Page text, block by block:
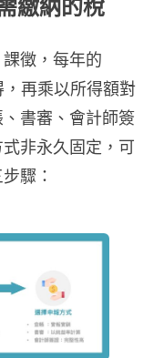
繳納的稅
課徵，每年的
再乘以所得額對
書審、會計師簽
非永久固定，可
驟：